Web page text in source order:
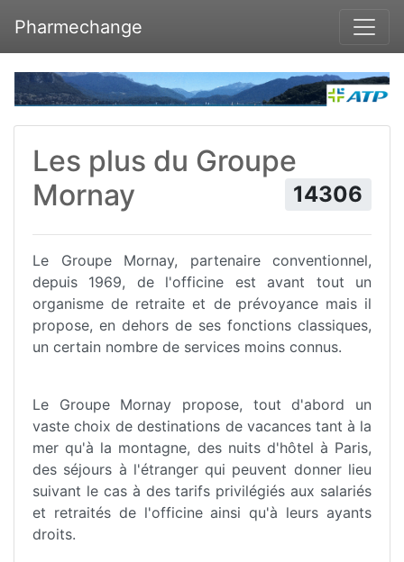
Pharmechange
Les plus du Groupe
Mornay
14306
Le Groupe Mornay, partenaire conventionnel,
depuis 1969, de l'officine est avant tout un
organisme de retraite et de prévoyance mais il
propose, en dehors de ses fonctions classiques,
un certain nombre de services moins connus.
Le Groupe Mornay propose, tout d'abord un
vaste choix de destinations de vacances tant à la
mer qu'à la montagne, des nuits d'hôtel à Paris,
des séjours à l'étranger qui peuvent donner lieu
suivant le cas à des tarifs privilégiés aux salariés
et retraités de l'officine ainsi qu'à leurs ayants
droits.